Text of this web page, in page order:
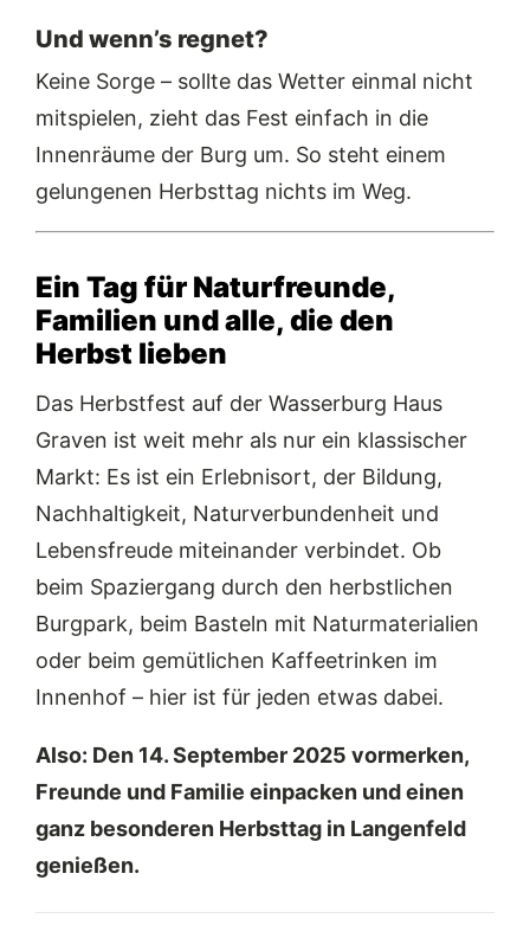
Und wenn’s regnet?
Keine Sorge – sollte das Wetter einmal nicht
mitspielen, zieht das Fest einfach in die
Innenräume der Burg um. So steht einem
gelungenen Herbsttag nichts im Weg.
Ein Tag für Naturfreunde,
Familien und alle, die den
Herbst lieben
Das Herbstfest auf der Wasserburg Haus
Graven ist weit mehr als nur ein klassischer
Markt: Es ist ein Erlebnisort, der Bildung,
Nachhaltigkeit, Naturverbundenheit und
Lebensfreude miteinander verbindet. Ob
beim Spaziergang durch den herbstlichen
Burgpark, beim Basteln mit Naturmaterialien
oder beim gemütlichen Kaffeetrinken im
Innenhof – hier ist für jeden etwas dabei.
Also: Den 14. September 2025 vormerken,
Freunde und Familie einpacken und einen
ganz besonderen Herbsttag in Langenfeld
genießen.